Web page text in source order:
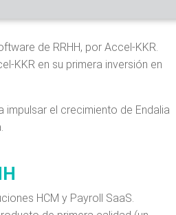
de RRHH, por Accel-KKR.
KKR en su primera inversión en
el crecimiento de Endalia
HCM y Payroll SaaS.